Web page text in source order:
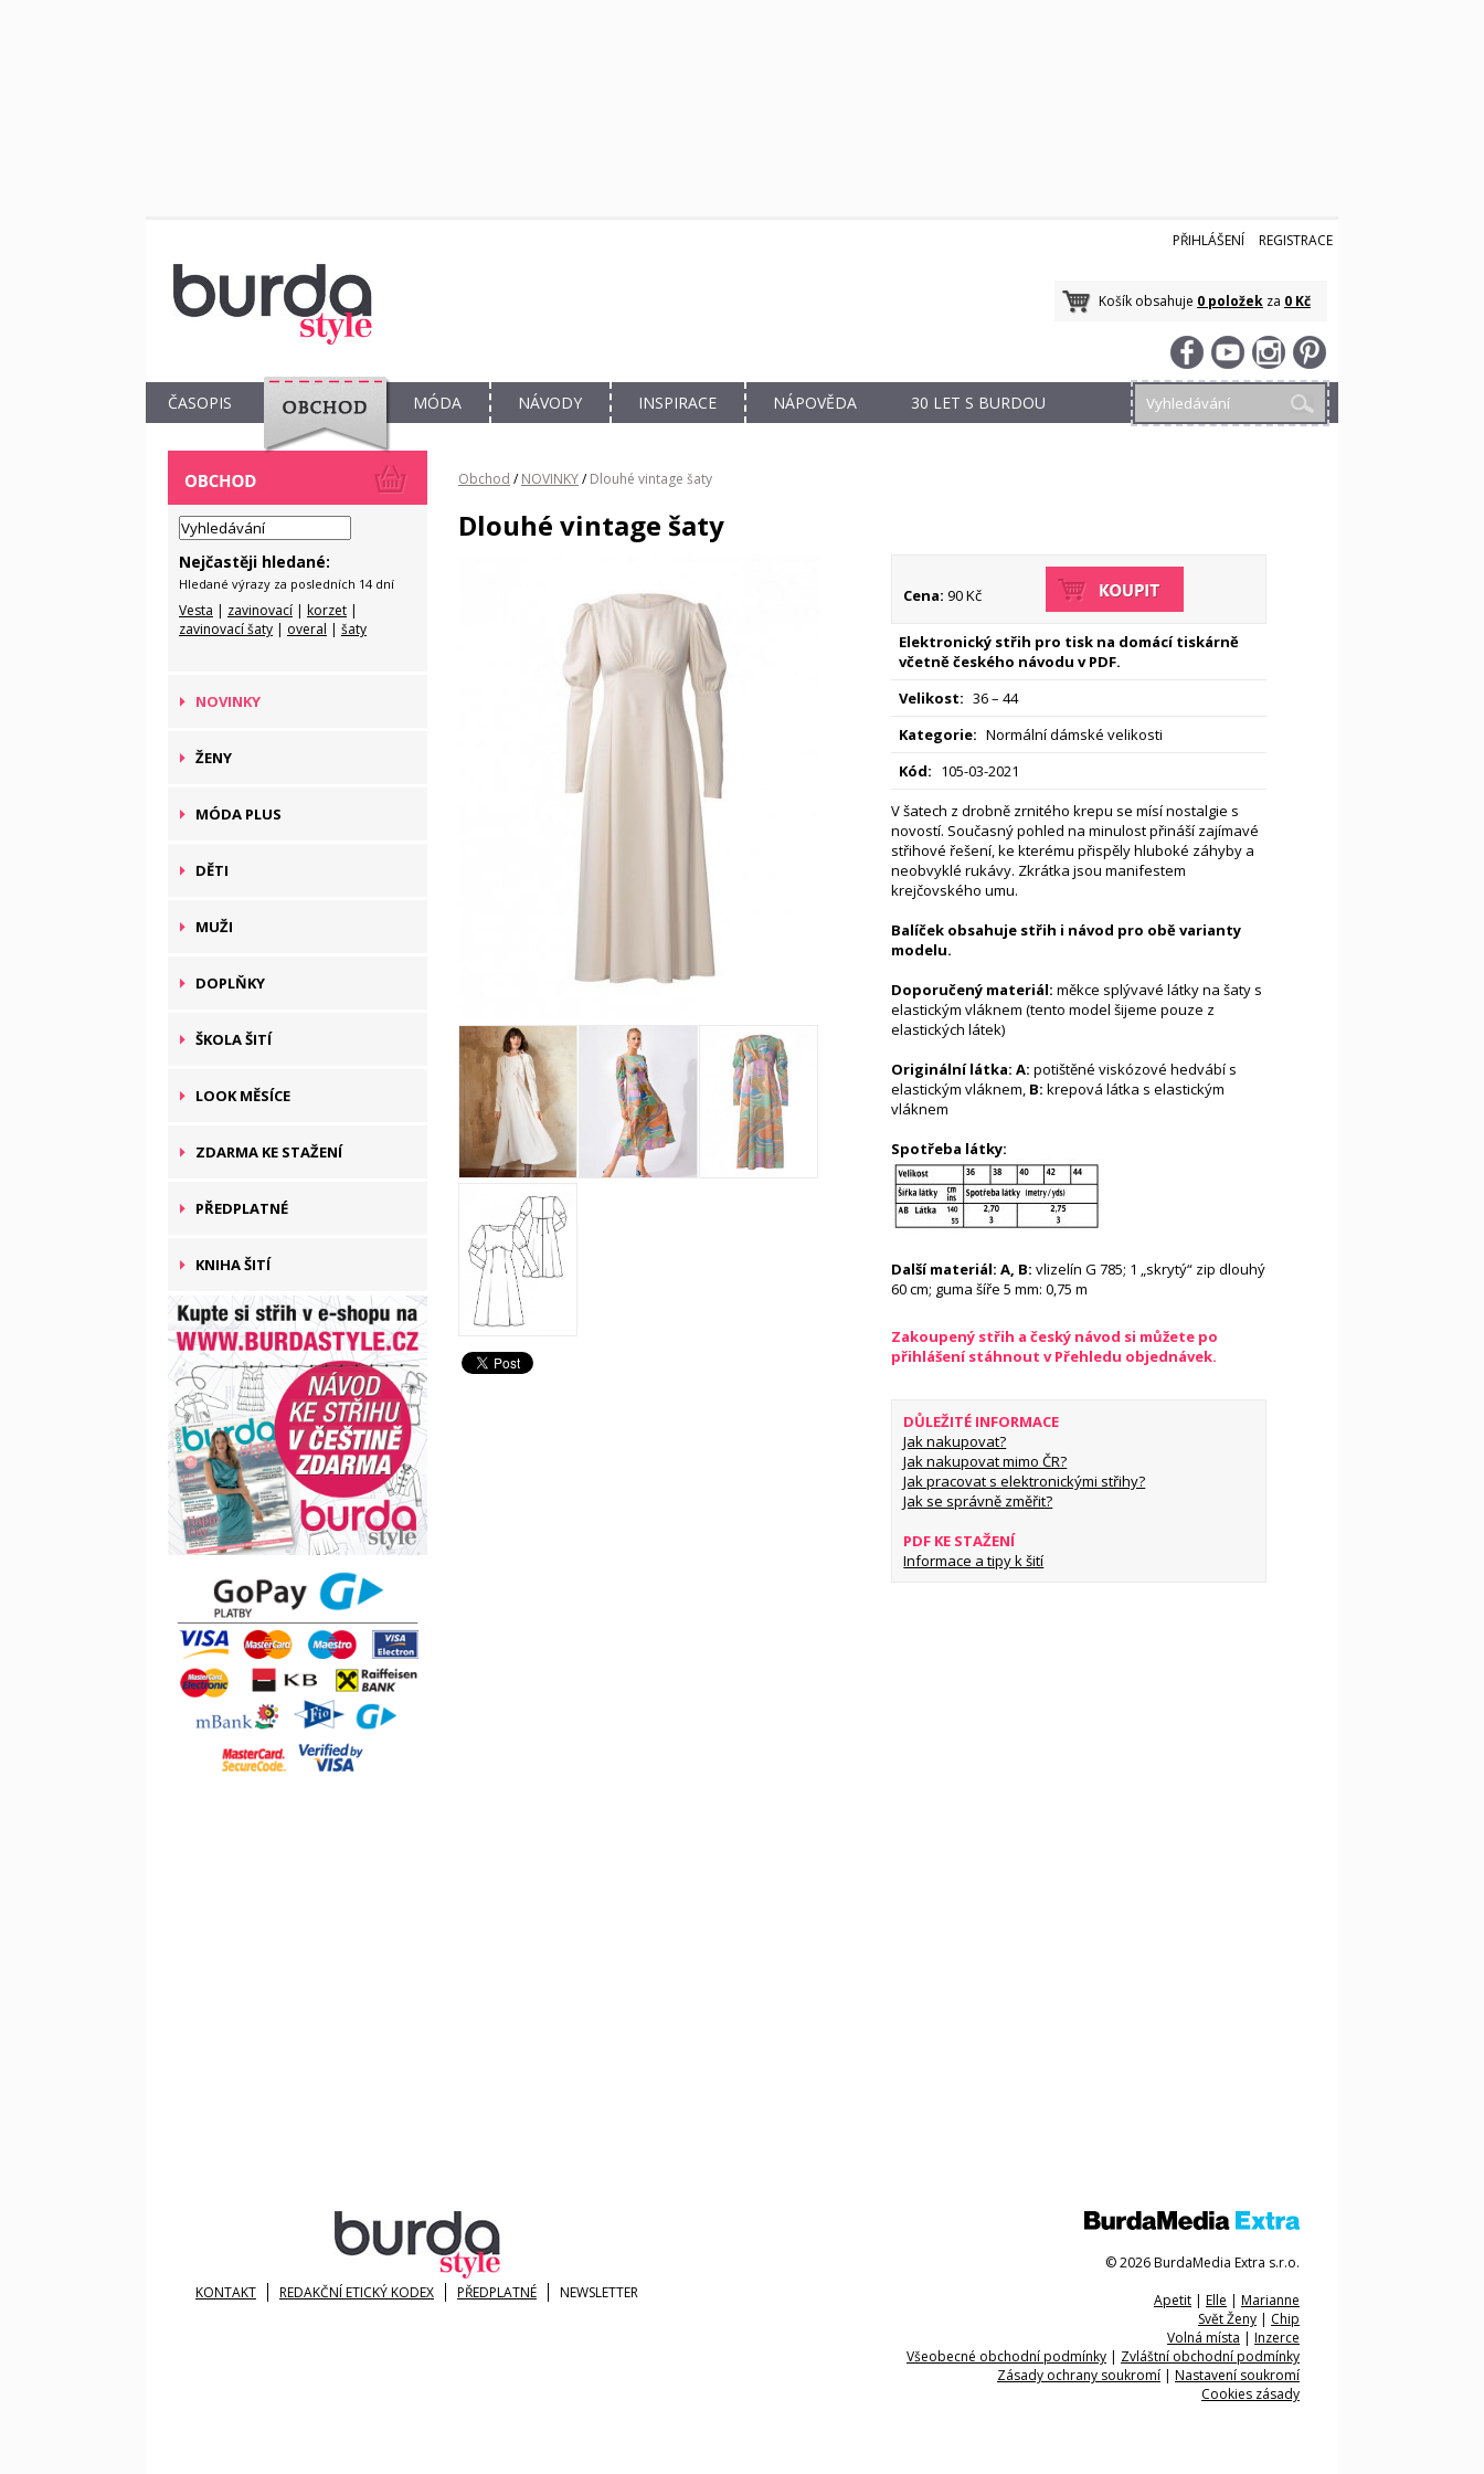
PŘIHLÁŠENÍ REGISTRACE
Košík obsahuje 0 položek za 0 Kč
ČASOPIS
OBCHOD
MÓDA NÁVODY INSPIRACE NÁPOVĚDA 30 LET S BURDOU
Nejčastěji hledané:
Hledané výrazy za posledních 14 dní
Vesta | zavinovací | korzet |
zavinovací šaty | overal | šaty
NOVINKY
ŽENY
MÓDA PLUS
DĚTI
MUŽI
DOPLŇKY
ŠKOLA ŠITÍ
LOOK MĚSÍCE
ZDARMA KE STAŽENÍ
PŘEDPLATNÉ
KNIHA ŠITÍ
Obchod / NOVINKY/ Dlouhé vintage šaty
Dlouhé vintage šaty
Cena: 90 Kč
Elektronický střih pro tisk na domácí tiskárně
včetně českého návodu v PDF.
Velikost: 36 – 44
Kategorie: Normální dámské velikosti
Kód: 105-03-2021
V šatech z drobně zrnitého krepu se mísí nostalgie s
novostí. Současný pohled na minulost přináší zajímavé
střihové řešení, ke kterému přispěly hluboké záhyby a
neobvyklé rukávy. Zkrátka jsou manifestem
krejčovského umu.
Balíček obsahuje střih i návod pro obě varianty
modelu.
Doporučený materiál: měkce splývavé látky na šaty s
elastickým vláknem (tento model šijeme pouze z
elastických látek)
Originální látka: A: potištěné viskózové hedvábí s
elastickým vláknem, B: krepová látka s elastickým
vláknem
Spotřeba látky:
Další materiál: A, B: vlizelín G 785; 1 „skrytý“ zip dlouhý
60 cm; guma šíře 5 mm: 0,75 m
Zakoupený střih a český návod si můžete po
přihlášení stáhnout v Přehledu objednávek.
DŮLEŽITÉ INFORMACE
Jak nakupovat?
Jak nakupovat mimo ČR?
Jak pracovat s elektronickými střihy?
Jak se správně změřit?
PDF KE STAŽENÍ
Informace a tipy k šití
KONTAKT REDAKČNÍ ETICKÝ KODEX PŘEDPLATNÉ NEWSLETTER
© 2026 BurdaMedia Extra s.r.o.
Apetit | Elle | Marianne
Svět Ženy | Chip
Volná místa | Inzerce
Všeobecné obchodní podmínky | Zvláštní obchodní podmínky
Zásady ochrany soukromí | Nastavení soukromí
Cookies zásady